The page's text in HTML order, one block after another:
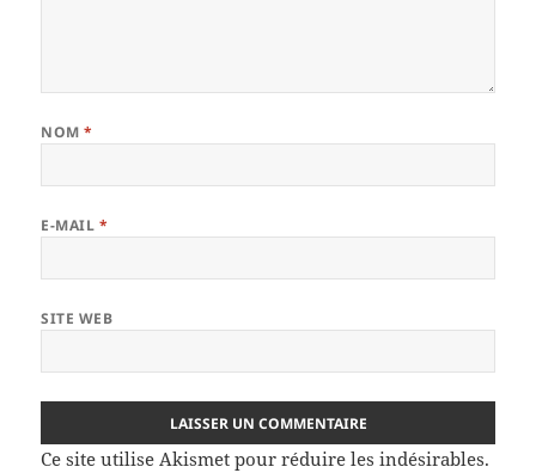
NOM*
E-MAIL *
SITE WEB
Ce site utilise Akismet pour réduire les indésirables.